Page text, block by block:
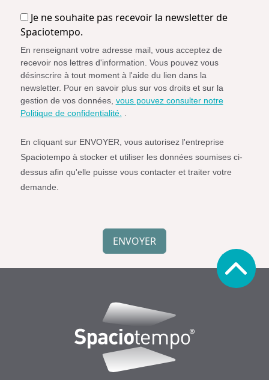
Je
ne
pas
recevoir
la
newsletter
de
Je ne souhaite pas recevoir la newsletter de
Spaciotempo.
En renseignant votre adresse mail, vous acceptez de
recevoir nos lettres d'information. Vous pouvez vous
désinscrire à tout moment à l'aide du lien dans la
newsletter. Pour en savoir plus sur vos droits et sur la
gestion de vos données, vous pouvez consulter notre
Politique de confidentialité.
En cliquant sur ENVOYER, vous autorisez l'entreprise
Spaciotempo à stocker et utiliser les données soumises ci-
dessus afin qu'elle puisse vous contacter et traiter votre
demande.
ENVOYER